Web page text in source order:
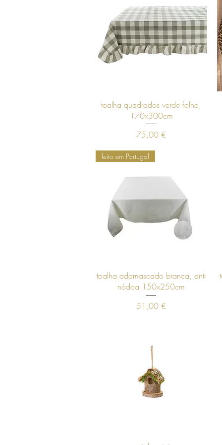
Visualização rápida
toalha quadrados verde folho,
170x300cm
Preço
75,00 €
Visualização rápida
feito em Portugal
toalha adamascado branca, anti
nódoa 150x250cm
Preço
51,00 €